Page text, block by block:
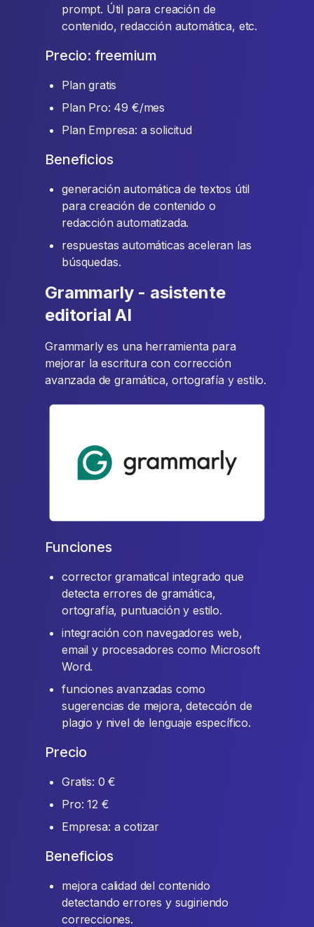
prompt. Útil para creación de
contenido, redacción automática, etc.
Precio: freemium
Plan gratis
Plan Pro: 49 €/mes
Plan Empresa: a solicitud
Beneficios
generación automática de textos útil
para creación de contenido o
redacción automatizada.
respuestas automáticas aceleran las
búsquedas.
Grammarly - asistente
editorial AI
Grammarly es una herramienta para
mejorar la escritura con corrección
avanzada de gramática, ortografía y estilo.
Funciones
corrector gramatical integrado que
detecta errores de gramática,
ortografía, puntuación y estilo.
integración con navegadores web,
email y procesadores como Microsoft
Word.
funciones avanzadas como
sugerencias de mejora, detección de
plagio y nivel de lenguaje específico.
Precio
Gratis: 0 €
Pro: 12 €
Empresa: a cotizar
Beneficios
mejora calidad del contenido
detectando errores y sugiriendo
correcciones.